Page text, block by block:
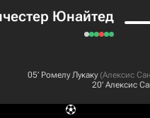
Юнайтед
05‎’‎ Ромелу Лукаку(Алексис
20‎’‎ Алексис